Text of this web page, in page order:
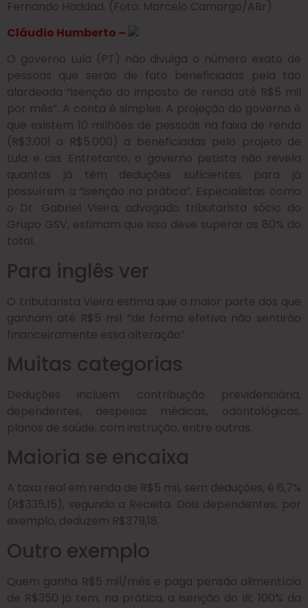
Fernando Haddad. (Foto: Marcelo Camargo/ABr).
Cláudio Humberto –
O governo Lula (PT) não divulga o número exato de
pessoas que serão de fato beneficiadas pela tão
alardeada “isenção do imposto de renda até R$5 mil
por mês”. A conta é simples. A projeção do governo é
que existem 10 milhões de pessoas na faixa de renda
(R$3.001 a R$5.000) a beneficiadas pelo projeto de
Lula e cia. Entretanto, o governo petista não revela
quantas já têm deduções suficientes para já
possuírem a “isenção na prática”. Especialistas como
o Dr. Gabriel Vieira, advogado tributarista sócio do
Grupo GSV, estimam que isso deve superar os 80% do
total.
Para inglês ver
O tributarista Vieira estima que a maior parte dos que
ganham até R$5 mil “de forma efetiva não sentirão
financeiramente essa alteração”.
Muitas categorias
Deduções incluem contribuição previdenciária,
dependentes, despesas médicas, odontológicas,
planos de saúde, com instrução, entre outras.
Maioria se encaixa
A taxa real em renda de R$5 mil, sem deduções, é 6,7%
(R$335,15), segundo a Receita. Dois dependentes, por
exemplo, deduzem R$379,18.
Outro exemplo
Quem ganha R$5 mil/mês e paga pensão alimentícia
de R$350 já tem, na prática, a isenção do IR; 100% da